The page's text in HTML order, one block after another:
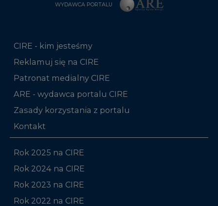
WYDAWCA PORTALU
CIRE - kim jesteśmy
Reklamuj się na CIRE
Patronat medialny CIRE
ARE - wydawca portalu CIRE
Zasady korzystania z portalu
Kontakt
Rok 2025 na CIRE
Rok 2024 na CIRE
Rok 2023 na CIRE
Rok 2022 na CIRE